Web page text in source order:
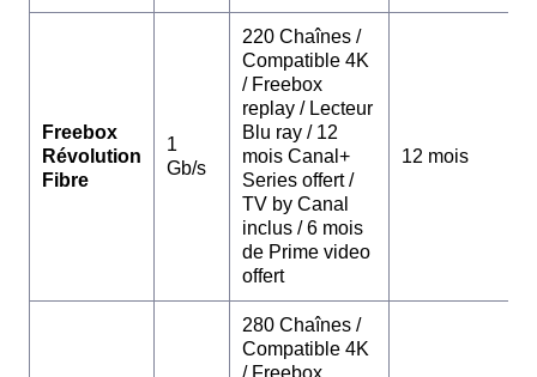
Freebox
Révolution
Fibre
1
Gb/s
220 Chaînes /
Compatible 4K
/ Freebox
replay / Lecteur
Blu ray / 12
mois Canal+
Series offert /
TV by Canal
inclus / 6 mois
de Prime video
offert
12 mois
280 Chaînes /
Compatible 4K